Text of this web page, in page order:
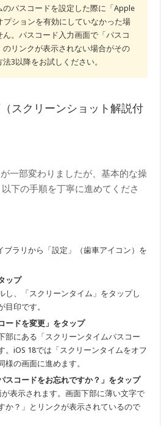
のパスコードを設定した際に「Apple
ションを有効にしていなかった場
。パスコード入力画面で「パスコ
のリンクが表示されない場合がその
3以降をお試しください。
スクリーンショット解説付
一部変わりましたが、基本的な操
下の手順を丁寧に進めてくださ
ブラリから「設定」（歯車アイコン）を
ップ
し、「スクリーンタイム」をタップし
目印です。
ードを変更」をタップ
部にある「スクリーンタイムパスコー
。iOS 18では「スクリーンタイムをオフ
様の画面に進めます。
スコードをお忘れですか？」をタップ
表示されます。画面下部に薄い文字で
か？」とリンクが表示されているので